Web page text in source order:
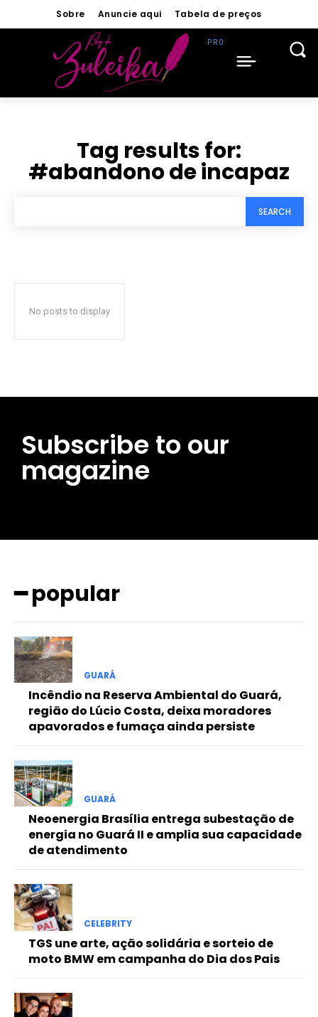
━ pricing plans
Free
Included for free:
Etiam est nibh, lobortis sit
Ut mollis pellentesque tortor
Nullam eu erat condimentum
Donec quis est ac felis
Orci varius natoque dolor
Pro
Full member access:
Etiam est nibh, lobortis sit
Ut mollis pellentesque tortor
Nullam eu erat condimentum
Sobre Anuncie aqui Tabela de preços
Tag results for:
#abandono de incapaz
SEARCH
No posts to display
Subscribe to our
magazine
━ popular
GUARÁ
Incêndio na Reserva Ambiental do Guará,
região do Lúcio Costa, deixa moradores
apavorados e fumaça ainda persiste
GUARÁ
Neoenergia Brasília entrega subestação de
energia no Guará II e amplia sua capacidade
de atendimento
CELEBRITY
TGS une arte, ação solidária e sorteio de
moto BMW em campanha do Dia dos Pais